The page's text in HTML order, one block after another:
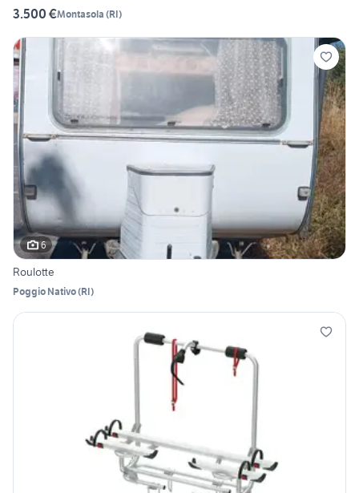
3.500 €Montasola (RI)
6
Roulotte
Poggio Nativo(RI)